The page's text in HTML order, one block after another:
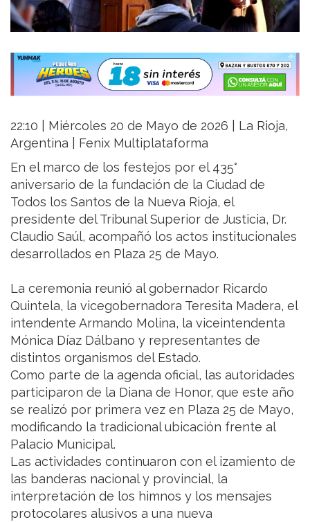
22:10 | Miércoles 20 de Mayo de 2026 | La Rioja,
Argentina | Fenix Multiplataforma
En el marco de los festejos por el 435°
aniversario de la fundación de la Ciudad de
Todos los Santos de la Nueva Rioja, el
presidente del Tribunal Superior de Justicia, Dr.
Claudio Saúl, acompañó los actos institucionales
desarrollados en Plaza 25 de Mayo.
La ceremonia reunió al gobernador Ricardo
Quintela, la vicegobernadora Teresita Madera, el
intendente Armando Molina, la viceintendenta
Mónica Díaz Dálbano y representantes de
distintos organismos del Estado.
Como parte de la agenda oficial, las autoridades
participaron de la Diana de Honor, que este año
se realizó por primera vez en Plaza 25 de Mayo,
modificando la tradicional ubicación frente al
Palacio Municipal.
Las actividades continuaron con el izamiento de
las banderas nacional y provincial, la
interpretación de los himnos y los mensajes
protocolares alusivos a una nueva